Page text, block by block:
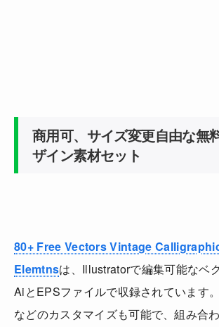
商用可、サイズ変更自由な無
ザイン素材セット
80+ Free Vectors Vintage
Elemtnsは、Illustratorで編集可能なベ
AiとEPSファイルで収録されています
などのカスタマイズも可能で、組み合